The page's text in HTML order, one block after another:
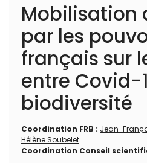
Mobilisation
par les
français sur
entre Covid-
biodiversité
Coordination FRB : Jean-
Hélène Soubelet
Coordination Conseil